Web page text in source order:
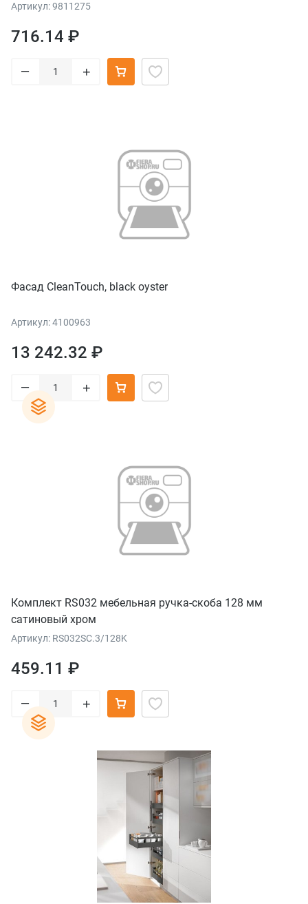
Артикул: 9811275
716.14 ₽
– +
Фасад CleanTouch, black oyster
Артикул: 4100963
13 242.32 ₽
– +
Комплект RS032 мебельная ручка-скоба 128 мм
сатиновый хром
Артикул: RS032SC.3/128K
459.11 ₽
– +